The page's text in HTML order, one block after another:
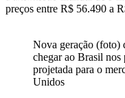
preços entre R$ 56.490 a
Nova geração (foto)
chegar ao Brasil nos
projetada para o
Unidos